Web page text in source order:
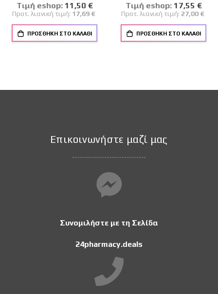
Tιμή eshop: Ειδική
Τιμή
11,50 €
Προτ. λιανική τιμή: 17,69 €
ΠΡΟΣΘΉΚΗ ΣΤΟ ΚΑΛΆΘΙ
Tιμή eshop: Ειδική
Τιμή
17,55 €
Προτ. λιανική τιμή: 27,00 €
ΠΡΟΣΘΉΚΗ ΣΤΟ ΚΑΛΆΘΙ
Επικοινωνήστε μαζί μας
Συνομιλήστε με τη Σελίδα
24pharmacy.deals